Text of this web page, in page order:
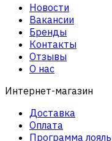
Новости
Вакансии
Бренды
Контакты
Отзывы
О нас
Интернет-магазин
Доставка
Оплата
Программа